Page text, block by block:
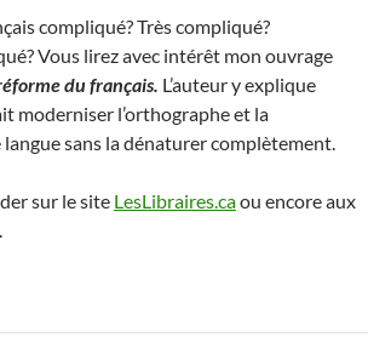
compliqué? Très compliqué?
Vous lirez avec intérêt mon ouvrage
du français. L’auteur y explique
moderniser l’orthographe et la
sans la dénaturer complètement.
sur le site LesLibraires.caou encore aux
.